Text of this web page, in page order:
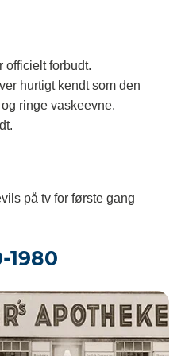
officielt forbudt.
hurtigt kendt som den
ringe vaskeevne.
på tv for første gang
1980